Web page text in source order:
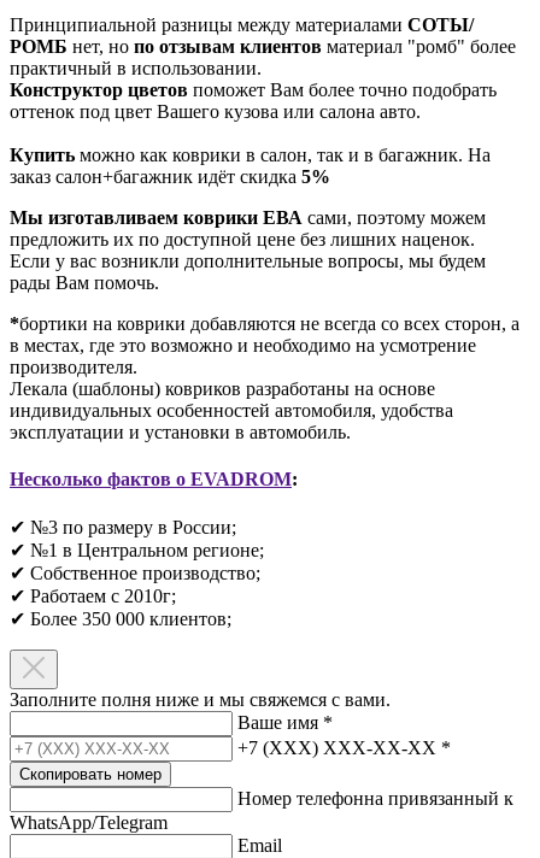
Принципиальной разницы между материалами СОТЫ/
РОМБ нет, но по отзывам клиентов материал "ромб" более
практичный в использовании.
Конструктор цветов поможет Вам более точно подобрать
оттенок под цвет Вашего кузова или салона авто.
Купить можно как коврики в салон, так и в багажник. На
заказ салон+багажник идёт скидка 5%
Мы изготавливаем коврики ЕВА сами, поэтому можем
предложить их по доступной цене без лишних наценок.
Если у вас возникли дополнительные вопросы, мы будем
рады Вам помочь.
*бортики на коврики добавляются не всегда со всех сторон, а
в местах, где это возможно и необходимо на усмотрение
производителя.
Лекала (шаблоны) ковриков разработаны на основе
индивидуальных особенностей автомобиля, удобства
эксплуатации и установки в автомобиль.
Несколько фактов о EVADROM:
✔ №3 по размеру в России;
✔ №1 в Центральном регионе;
✔ Собственное производство;
✔ Работаем с 2010г;
✔ Более 350 000 клиентов;​
Заполните полня ниже и мы свяжемся с вами.
Ваше имя *
+7 (XXX) XXX-XX-XX *
Скопировать номер
Номер телефонна привязанный к
WhatsApp/Telegram
Email